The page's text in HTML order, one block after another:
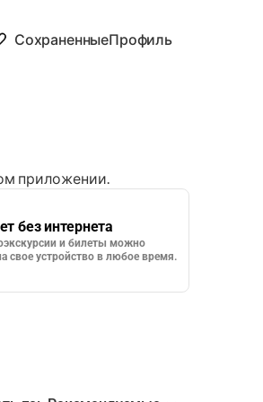
СохраненныеПрофиль
приложении.
без интернета
и билеты можно
свое устройство в любое время.